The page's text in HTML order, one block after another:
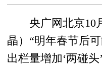
央广网北京10
晶）“明年春节后
出栏量增加‘两碰